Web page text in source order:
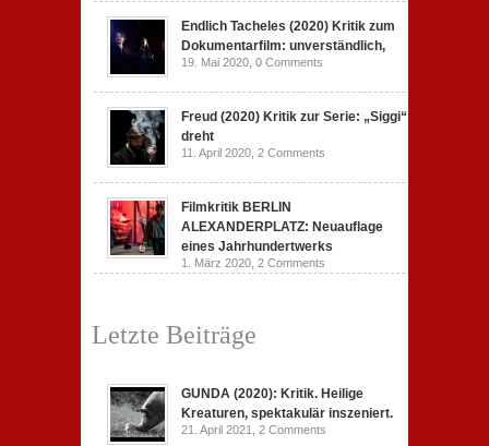
Endlich Tacheles (2020) Kritik zum
Dokumentarfilm: unverständlich,
19. Mai 2020, 0 Comments
Freud (2020) Kritik zur Serie: „Siggi“
dreht
11. April 2020, 2 Comments
Filmkritik BERLIN
ALEXANDERPLATZ: Neuauflage
eines Jahrhundertwerks
1. März 2020, 2 Comments
Letzte Beiträge
GUNDA (2020): Kritik. Heilige
Kreaturen, spektakulär inszeniert.
21. April 2021, 2 Comments